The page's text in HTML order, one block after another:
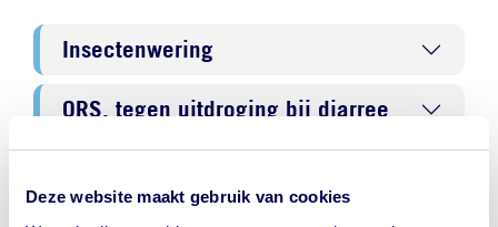
Deze website maakt gebruik van cookies
Insectenwering
ORS, tegen uitdroging bij diarree